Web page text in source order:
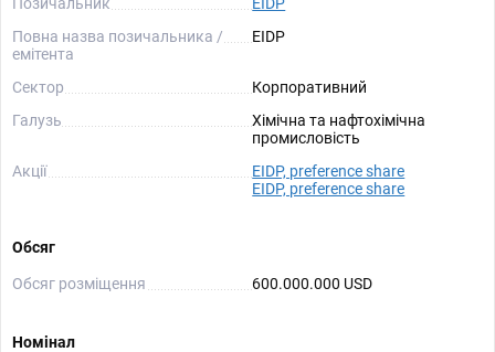
Повна назва позичальника /
емітента
EIDP
Сектор
Корпоративний
Галузь
Хімічна та нафтохімічна
промисловість
Акції
EIDP, preference share
EIDP, preference share
Обсяг
Обсяг розміщення 600.000.000 USD
Номінал